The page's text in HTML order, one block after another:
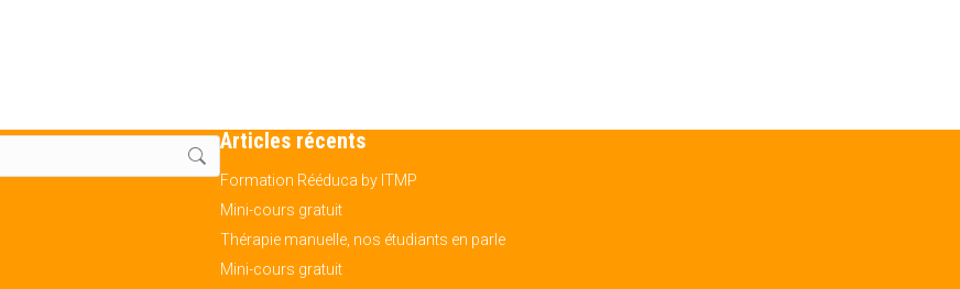
Articles récents
Formation Rééduca by ITMP
Mini-cours gratuit
Thérapie manuelle, nos étudiants en parle
Mini-cours gratuit